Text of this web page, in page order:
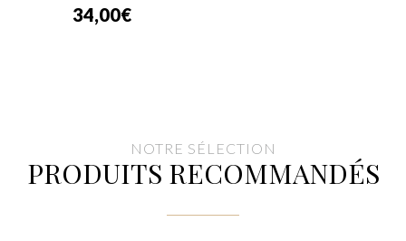
34,00€
NOTRE SÉLECTION
PRODUITS RECOMMANDÉS